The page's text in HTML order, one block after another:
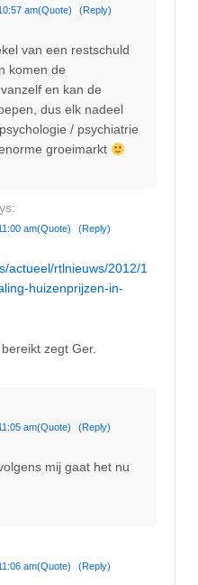
am(Quote) (Reply)
van een restschuld
komen de
en kan de
dus elk nadeel
/ psychiatrie
groeimarkt
am(Quote) (Reply)
actueel/rtlnieuws/2012/1
huizenprijzen-in-
zegt Ger.
am(Quote) (Reply)
mij gaat het nu
am(Quote) (Reply)